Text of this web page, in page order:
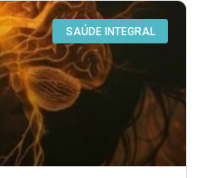
SAÚDE INTEGRAL